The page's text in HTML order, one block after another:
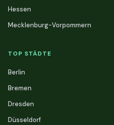
Hessen
Mecklenburg-Vorpommern
TOP STÄDTE
Berlin
Bremen
Dresden
Düsseldorf